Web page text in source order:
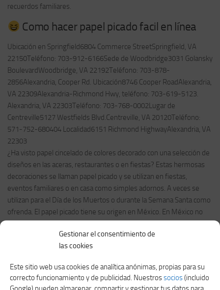
Gestionar el consentimiento de
las cookies
Este sitio web usa cookies de analítica anónimas, propias para su
correcto funcionamiento y de publicidad. Nuestrossocios(incluido
Google) pueden almacenar, compartir y gestionar tus datos para
recuerdos familiares.
Como hacer papel picado facil en línea
Ubicación en Springfield6804 Commerce StreetSpringfield, VA
22150Teléfono: 703-912-6166Sede de Woodbridge3031 Golansky
BoulevardWoodbridge, VA 22192Teléfono: 703-878-
2856Alexandria, Cooper Rd. Ubicación8746 Cooper RoadAlexandria,
VA 22309Alexandria-Richmond Hwy, teléfono: 703-619-5123.
Alexandria, VA 22303Teléfono: 703-768-0002Lugar de
Centreville5127 Westfields Blvd.Centreville, VA 20120Teléfono:
571-752-680404 Localidad6151 Richmond HighwayAlexandria, VA
22303
¿Ha visto papel cincelado de colores decorado con una selección de
diseños en las aceras, restaurantes o en fiestas? Estas hermosas
decoraciones se llaman papel picado y se utilizan en fiestas,
eventos familiares o en casa como simples adornos. A veces se
utilizan para el Día de los Muertos o durante la Semana Santa como
ofrenda. El papel picado tiene su origen en México. En México no
hay celebración sin música, flores y papel picado.
Restaurantes mexicanos en El Paso6804 Commerce
StreetSpringfield, VA 22150Teléfono: 703-912-6166Lugar en
2856Alexandria-Cooper Rd. Ubicación8746 Cooper RoadAlexandria,
VA 22309Alexandria-Richmond Hwy, teléfono: 703-619-5123.